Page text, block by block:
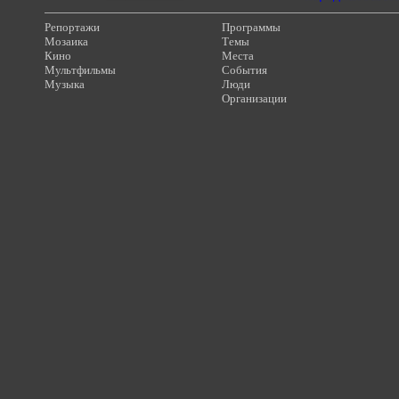
Репортажи
Мозаика
Кино
Мультфильмы
Музыка
Программы
Темы
Места
События
Люди
Организации